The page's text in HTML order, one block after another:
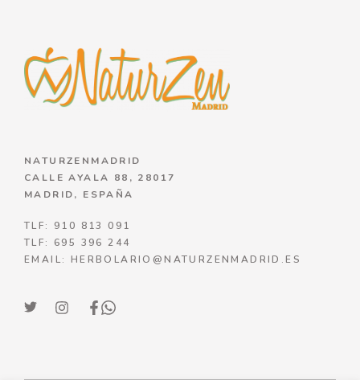
NATURZENMADRID
CALLE AYALA 88, 28017
MADRID, ESPAÑA
TLF: 910 813 091
TLF: 695 396 244
EMAIL: HERBOLARIO@NATURZENMADRID.ES